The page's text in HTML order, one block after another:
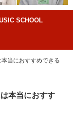
SCHOOL
当におすすめできる
本当におすす